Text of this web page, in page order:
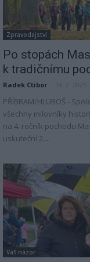
Zpravodajství
Po stopách
k tradičnímu
Radek Ctibor
PŘÍBRAM/HLUBOŠ -
všechny milovníky
na 4. ročník pochodu
uskuteční 2....
Váš názor